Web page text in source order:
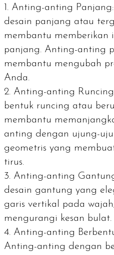
Anting-anting
desain panjang atau
membantu memberikan
panjang. Anting-anting
membantu mengubah
Anda.
Anting-anting
bentuk runcing atau
membantu
anting dengan ujung-
geometris yang
tirus.
Anting-anting
desain gantung yang
garis vertikal pada
mengurangi kesan bulat.
Anting-anting
Anting-anting dengan